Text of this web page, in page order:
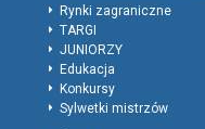
Rynki zagraniczne
TARGI
JUNIORZY
Edukacja
Konkursy
Sylwetki mistrzów